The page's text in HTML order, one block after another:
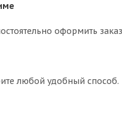
оформить
любой удобный способ.